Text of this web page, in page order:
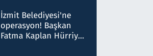
Milyar liralık para
trafiği tespit edildi
İzmit Belediyesi'ne
operasyon! Başkan
Fatma Kaplan Hürriyet